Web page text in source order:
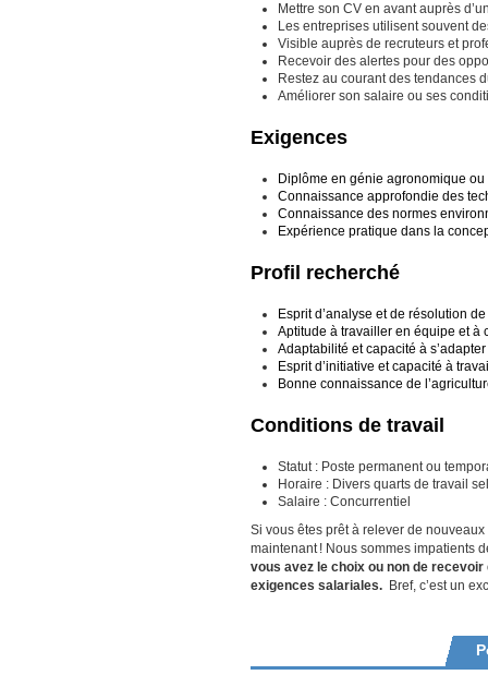
Mettre son CV en avant auprès
Les entreprises utilisent souvent
Visible auprès de recruteurs et
Recevoir des alertes pour des
Restez au courant des tendances
Améliorer son salaire ou ses
Exigences
Diplôme en génie agronomique
Connaissance approfondie des
Connaissance des normes
Expérience pratique dans la
Profil recherché
Esprit d’analyse et de résolution
Aptitude à travailler en équipe et à
Adaptabilité et capacité à
Esprit d’initiative et capacité à
Bonne connaissance de
Conditions de travail
Statut : Poste permanent ou
Horaire : Divers quarts de travail
Salaire : Concurrentiel
Si vous êtes prêt à relever de
maintenant ! Nous sommes impatients
vous avez le choix ou non de
exigences salariales. Bref, c’est un